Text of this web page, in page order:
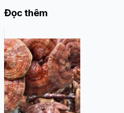
Đọc thêm